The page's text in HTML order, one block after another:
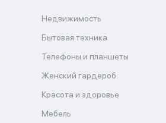
Недвижимость
Бытовая техника
Телефоны и планшеты
Женский гардероб
Красота и здоровье
Мебель